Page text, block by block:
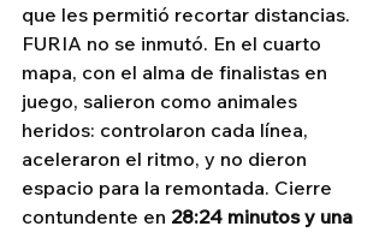
que les permitió recortar distancias.
FURIA no se inmutó. En el cuarto
mapa, con el alma de finalistas en
juego, salieron como animales
heridos: controlaron cada línea,
aceleraron el ritmo, y no dieron
espacio para la remontada. Cierre
contundente en 28:24 minutos y una